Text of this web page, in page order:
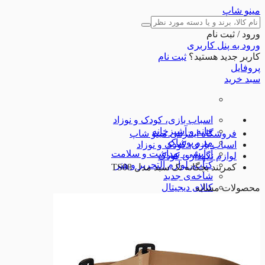
مینو شاپ
ورود / ثبت نام
ورود به پنل کاربری
کاربر جدید هستید؟ ثبت نام
پروفایل
سبد خرید
اسباب بازی، کودک و نوزاد
خانه و آشپزخانه
مد و پوشاک
آرایشی، بهداشت و سلامت
کتاب، لوازم التحریر و هنر
شاخه‌ی جدید
کالای دیجیتال
فروشگاه اینترنتی مینو شاپ
اسباب بازی، کودک و نوزاد
لوازم نگهداری کودک
کمربند بچگانه تک سبد مدل TS08
محصولات مشابه